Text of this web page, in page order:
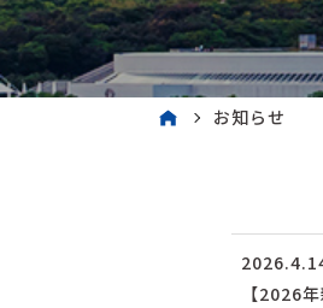
お知らせ
【2026